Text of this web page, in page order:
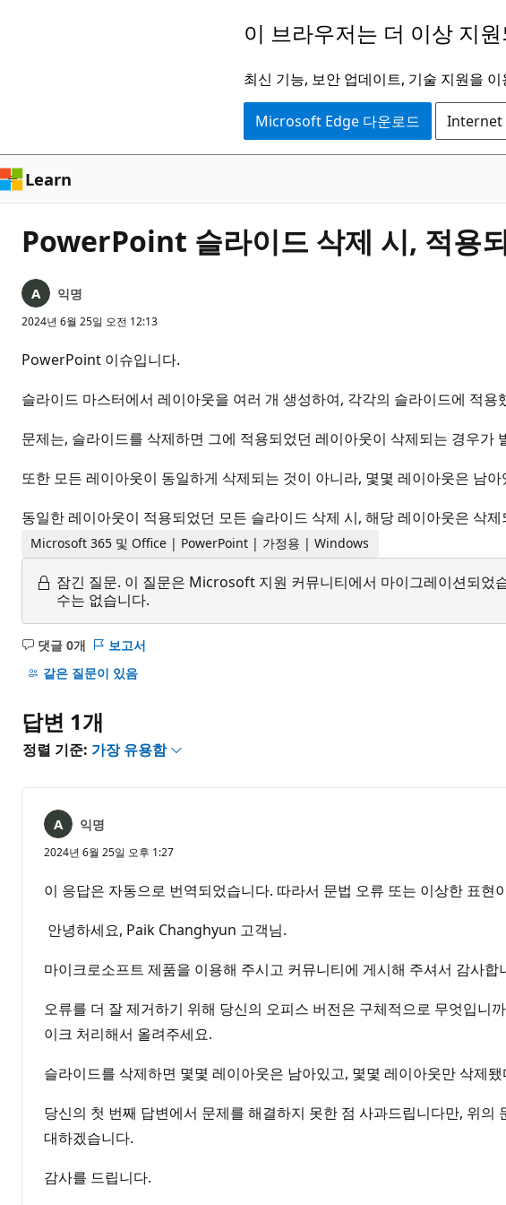
로
건
너
뛰
기
이 브라우저는 더 이상 지
최신 기능, 보안 업데이트, 기술 지원을
Microsoft Edge 다운로드 Internet
Learn
PowerPoint 슬라이드 삭제 시, 적용
익명
2024년 6월 25일 오전 12:13
PowerPoint 이슈입니다.
슬라이드 마스터에서 레이아웃을 여러 개 생성하여, 각각의 슬라이드에 적용
문제는, 슬라이드를 삭제하면 그에 적용되었던 레이아웃이 삭제되는 경우가
또한 모든 레이아웃이 동일하게 삭제되는 것이 아니라, 몇몇 레이아웃은 남
동일한 레이아웃이 적용되었던 모든 슬라이드 삭제 시, 해당 레이아웃은 삭
Microsoft 365 및 Office | PowerPoint | 가정용 | Windows
잠긴 질문. 이 질문은 Microsoft 지원 커뮤니티에서 마이그레이션되었
수는 없습니다.
댓글 0개
설
명
음
보고서
같은 질문이 있음
답변 1개
정렬 기준: 가장 유용함
익명
2024년 6월 25일 오후 1:27
이 응답은 자동으로 번역되었습니다. 따라서 문법 오류 또는 이상한 표현
안녕하세요, Paik Changhyun 고객님.
마이크로소프트 제품을 이용해 주시고 커뮤니티에 게시해 주셔서 감사합
오류를 더 잘 제거하기 위해 당신의 오피스 버전은 구체적으로 무엇입
이크 처리해서 올려주세요.
슬라이드를 삭제하면 몇몇 레이아웃은 남아있고, 몇몇 레이아웃만 삭제
당신의 첫 번째 답변에서 문제를 해결하지 못한 점 사과드립니다만, 위
대하겠습니다.
감사를 드립니다.